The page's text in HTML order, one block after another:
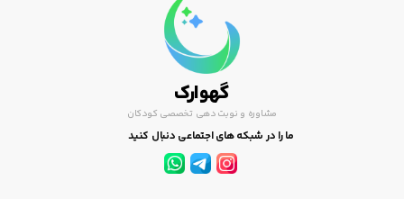
گهوارک
مشاوره و نوبت دهی تخصصی کودکان
ما را در شبکه های اجتماعی دنبال کنید